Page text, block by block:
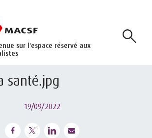
sur l'espace réservé aux
santé.jpg
19/09/2022